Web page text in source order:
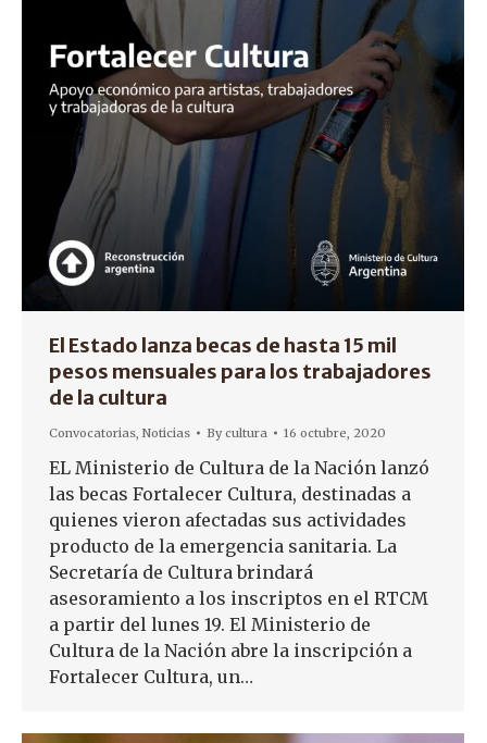
El Estado lanza becas de hasta 15 mil
pesos mensuales para los trabajadores
de la cultura
Convocatorias, Noticias Bycultura 16 octubre, 2020
EL Ministerio de Cultura de la Nación lanzó
las becas Fortalecer Cultura, destinadas a
quienes vieron afectadas sus actividades
producto de la emergencia sanitaria. La
Secretaría de Cultura brindará
asesoramiento a los inscriptos en el RTCM
a partir del lunes 19. El Ministerio de
Cultura de la Nación abre la inscripción a
Fortalecer Cultura, un…